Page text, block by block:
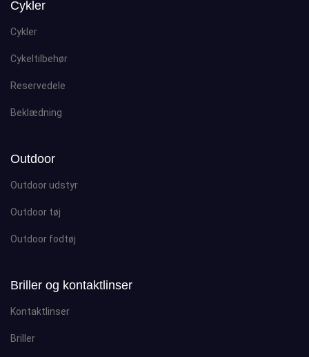
Cykler
Cykler
Cykeltilbehør
Reservedele
Beklædning
Outdoor
Outdoor udstyr
Outdoor tøj
Outdoor fodtøj
Briller og kontaktlinser
Kontaktlinser
Briller